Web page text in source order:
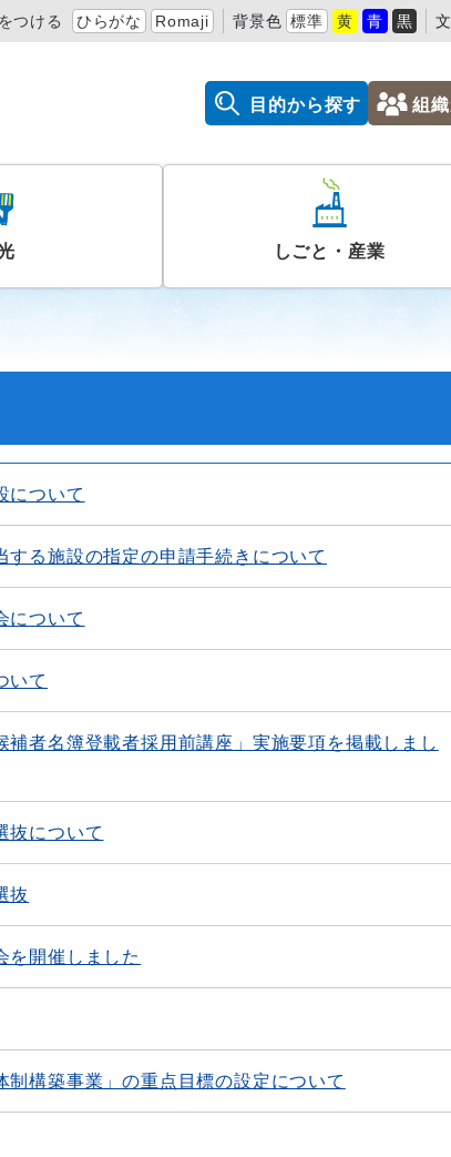
つける ひらがな Romaji 背景色 標準 黄 青 黒
目的から探す 組
しごと・産業
について
る施設の指定の申請手続きについて
について
いて
補者名簿登載者採用前講座」実施要項を掲載しまし
抜について
抜
を開催しました
構築事業」の重点目標の設定について